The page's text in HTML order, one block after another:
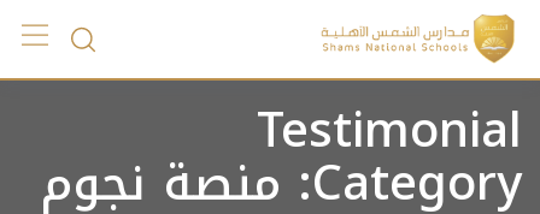
Skip
content
Testimonial
Category: منصة نجوم